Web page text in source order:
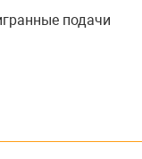
подачи